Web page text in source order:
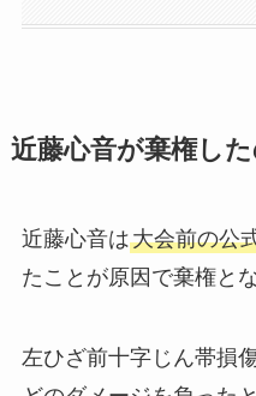
近藤心音が棄権し
近藤心音は大会前の公
たことが原因で棄権と
左ひざ前十字じん帯損